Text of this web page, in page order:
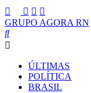
GRUPO AGORA RN
ÚLTIMAS
POLÍTICA
BRASIL